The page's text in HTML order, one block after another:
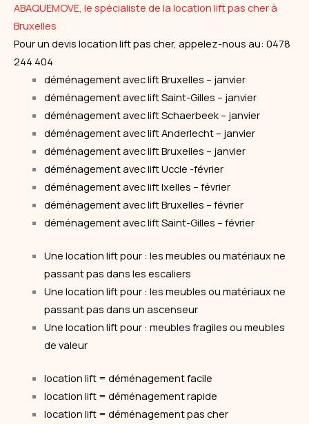
ABAQUEMOVE, le spécialiste de la location lift pas cher à
Bruxelles
Pour un devis location lift pas cher, appelez-nous au: 0478
244 404
déménagement avec lift Bruxelles – janvier
déménagement avec lift Saint-Gilles – janvier
déménagement avec lift Schaerbeek – janvier
déménagement avec lift Anderlecht – janvier
déménagement avec lift Bruxelles – janvier
déménagement avec lift Uccle -février
déménagement avec lift Ixelles – février
déménagement avec lift Bruxelles – février
déménagement avec lift Saint-Gilles – février
Une location lift pour : les meubles ou matériaux ne
passant pas dans les escaliers
Une location lift pour : les meubles ou matériaux ne
passant pas dans un ascenseur
Une location lift pour : meubles fragiles ou meubles
de valeur
location lift = déménagement facile
location lift = déménagement rapide
location lift = déménagement pas cher